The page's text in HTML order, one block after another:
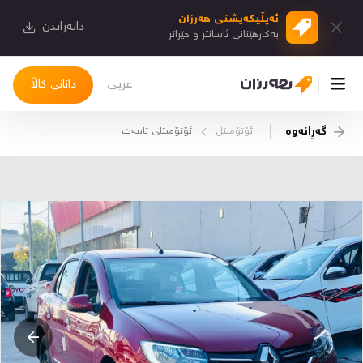
ئەپڵیكەیشنی هەرزان
بەكارهێنانی ئاسانتر و خێراتر دابەزاندن
دانانی کاڵا عربی
کاڵاکانم
دیاریکراوەکانم
دوا بینراوەکان
چات
گەڕانەوە ئۆتۆمبێل ئۆتۆمبێلی تایبه‌ت